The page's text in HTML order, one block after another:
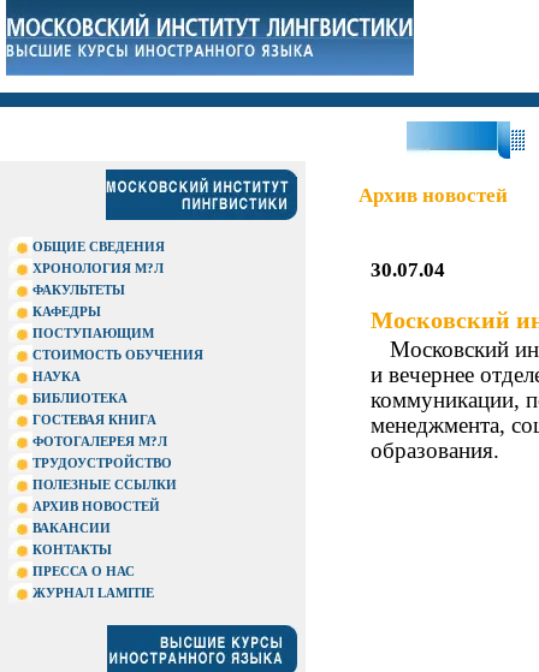
ОБЩИЕ СВЕДЕНИЯ
ХРОНОЛОГИЯ М?Л
ФАКУЛЬТЕТЫ
КАФЕДРЫ
ПОСТУПАЮЩИМ
СТОИМОСТЬ ОБУЧЕНИЯ
НАУКА
БИБЛИОТЕКА
ГОСТЕВАЯ КНИГА
ФОТОГАЛЕРЕЯ М?Л
ТРУДОУСТРОЙСТВО
ПОЛЕЗНЫЕ ССЫЛКИ
АРХИВ НОВОСТЕЙ
ВАКАНСИИ
КОНТАКТЫ
ПРЕССА О НАС
ЖУРНАЛ LAMITIE
Архив новостей
30.07.04
Московский
Московский
и вечернее
коммуникации,
менеджмента,
образования.